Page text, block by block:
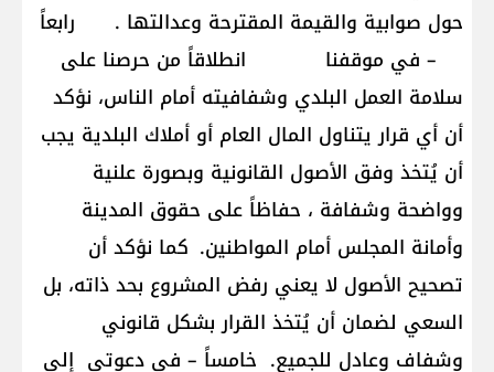
حول صوابية والقيمة المقترحة وعدالتها . رابعاً
– في موقفنا انطلاقاً من حرصنا على
سلامة العمل البلدي وشفافيته أمام الناس، نؤكد
أن أي قرار يتناول المال العام أو أملاك البلدية يجب
أن يُتخذ وفق الأصول القانونية وبصورة علنية
وواضحة وشفافة ، حفاظاً على حقوق المدينة
وأمانة المجلس أمام المواطنين. كما نؤكد أن
تصحيح الأصول لا يعني رفض المشروع بحد ذاته، بل
السعي لضمان أن يُتخذ القرار بشكل قانوني
وشفاف وعادل للجميع. خامساً – في دعوتي إلى